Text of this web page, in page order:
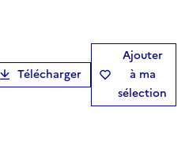
Télécharger
Ajouter
à ma
sélection